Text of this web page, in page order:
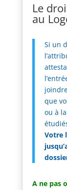
Le
au
Si un
que
ou à
Votre
A ne pas